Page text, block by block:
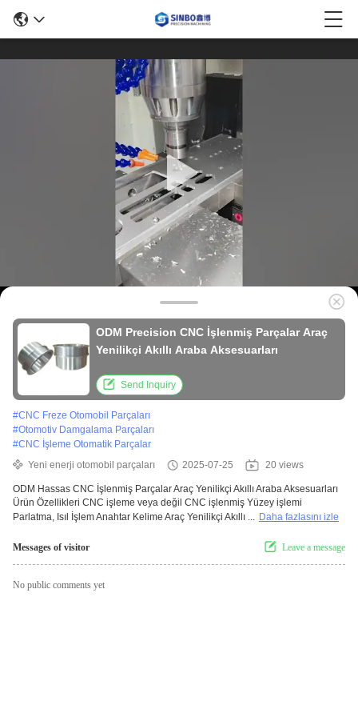
ODM Precision CNC İşlenmiş Parçalar Araç
Yenilikçi Akıllı Araba Aksesuarları
Send Inquiry
#CNC Freze Otomobil Parçaları
#Otomotiv Damgalama Parçaları
#CNC İşleme Otomatik Parçalar
Yeni enerji otomobil parçaları
2025-07-25 20 views
ODM Hassas CNC İşlenmiş Parçalar Araç Yenilikçi Akıllı Araba Aksesuarları
Ürün Özellikleri CNC işleme veya değil CNC işlenmiş Yüzey işlemi
Parlatma, Isıl İşlem Anahtar Kelime Araç Yenilikçi Akıllı ... Daha fazlasını izle
Messages of visitor Leave a message
No public comments yet